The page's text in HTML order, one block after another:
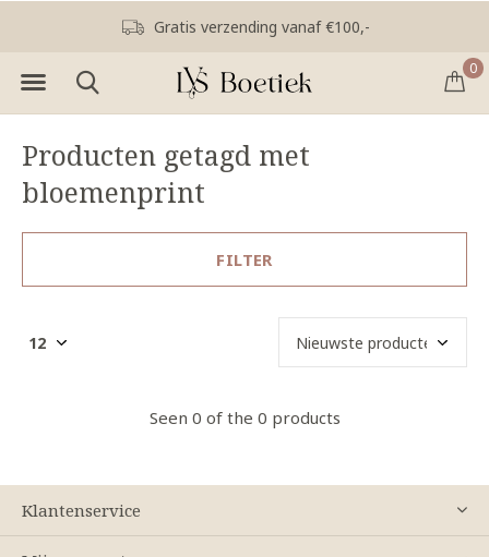
0
Gratis verzending vanaf €100,-
Producten getagd met
bloemenprint
FILTER
Seen 0 of the 0 products
Klantenservice